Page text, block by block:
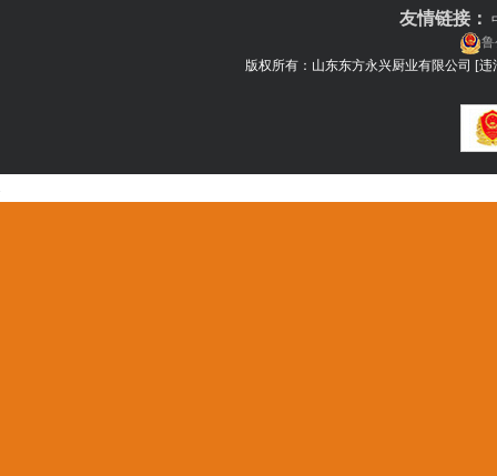
友情链接：
鲁
版权所有：山东东方永兴厨业有限公司 [违